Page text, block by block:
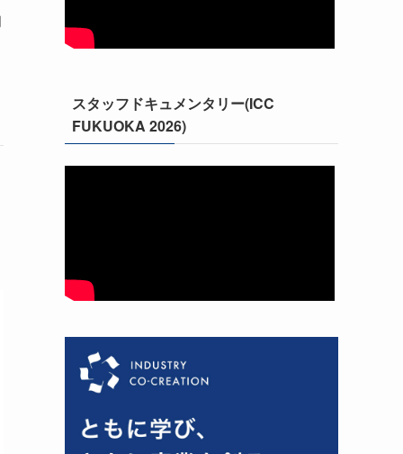
スタッフドキュメンタリー(ICC
FUKUOKA 2026)